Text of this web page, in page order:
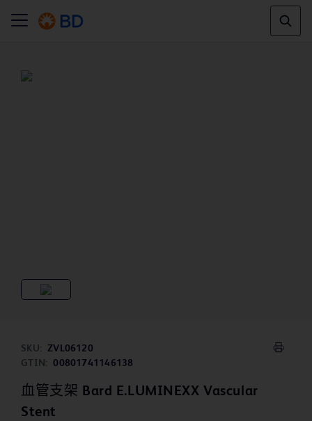
SKU:
ZVL06120
GTIN:
00801741146138
血管支架 Bard E.LUMINEXX Vascular
Stent